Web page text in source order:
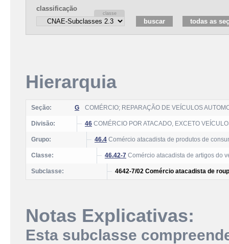
classificação
Hierarquia
Seção: G COMÉRCIO; REPARAÇÃO DE VEÍCULOS
Divisão: 46 COMÉRCIO POR ATACADO, EXCETO
Grupo: 46.4 Comércio atacadista de produtos de
Classe: 46.42-7 Comércio atacadista de artigos do
Subclasse: 4642-7/02 Comércio atacadista de
Notas Explicativas:
Esta subclasse